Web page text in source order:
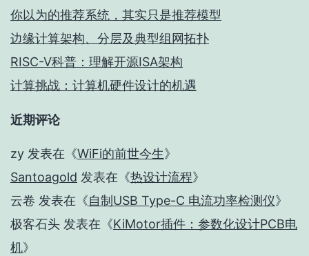
你以为的推荐系统，其实只是推荐模型
边缘计算架构、分层及典型组网拓扑
RISC-V科普：理解开源ISA架构
计算挑战：计算机硬件设计的机遇
近期评论
zy 发表在《WiFi的前世今生》
Santoagold 发表在《热设计流程》
云卷 发表在《自制USB Type-C 电流功率检测仪》
极客石头 发表在《KiMotor插件：参数化设计PCB电
机》